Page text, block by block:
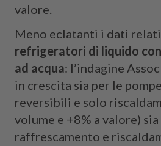
valore.
Meno eclatanti i dati
refrigeratori di liquido
ad acqua: l’indagine
in crescita sia per le
reversibili e solo
volume e +8% a valore)
raffrescamento e